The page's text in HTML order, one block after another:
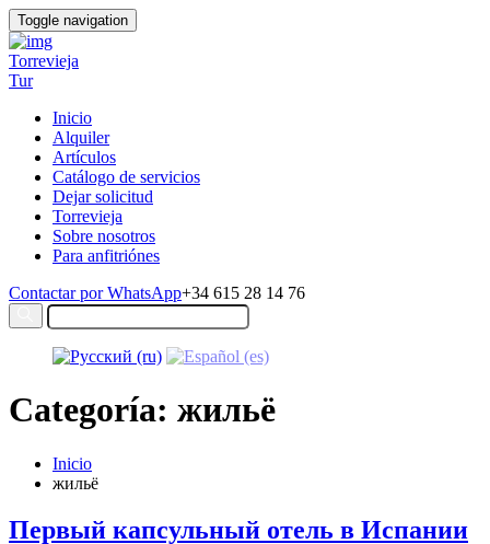
Toggle navigation
Torrevieja
Tur
Inicio
Alquiler
Artículos
Catálogo de servicios
Dejar solicitud
Torrevieja
Sobre nosotros
Para anfitriónes
Contactar por WhatsApp+34 615 28 14 76
Categoría: жильё
Inicio
жильё
Первый капсульный отель в Испании